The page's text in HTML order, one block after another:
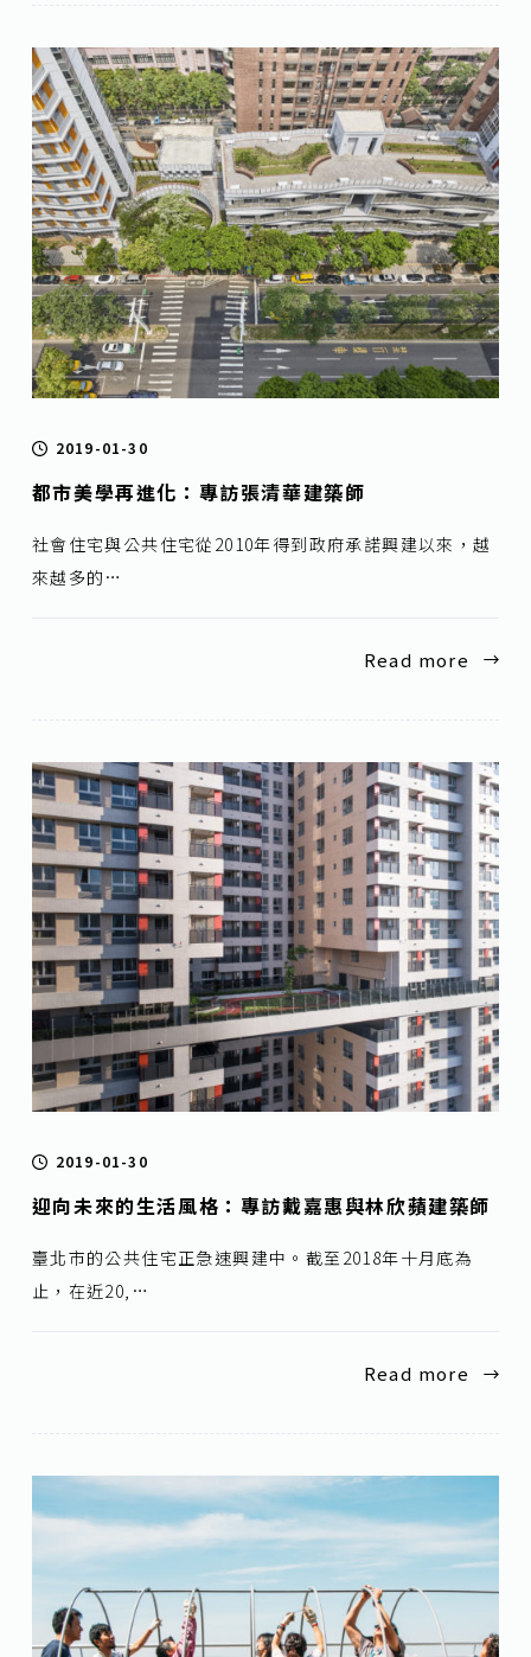
2019-01-30
都市美學再進化：專訪張清華建築師
社會住宅與公共住宅從2010年得到政府承諾興建以來，越
來越多的…
Read more
2019-01-30
迎向未來的生活風格：專訪戴嘉惠與林欣蘋建築師
臺北市的公共住宅正急速興建中。截至2018年十月底為
止，在近20,…
Read more